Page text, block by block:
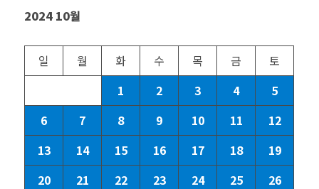
2024 10월
일 월 화 수 목 금
토
1
2 3 4
5
6
7 8 9 10 11
12
13
14 15 16 17 18
19
20
21 22 23 24 25
26